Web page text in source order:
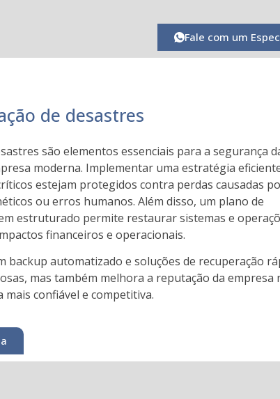
Fale com um
de desastres
são elementos essenciais para a segurança
moderna. Implementar uma estratégia
estejam protegidos contra perdas causadas
ou erros humanos. Além disso, um plano de
estruturado permite restaurar sistemas e
financeiros e operacionais.
backup automatizado e soluções de recuperação
mas também melhora a reputação da empresa
confiável e competitiva.